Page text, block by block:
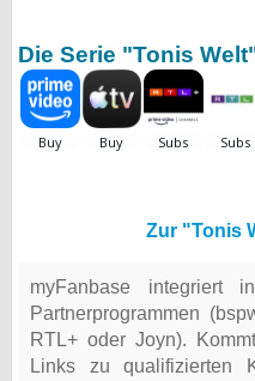
Die Serie "Tonis
Zur "Tonis
myFanbase integriert
Partnerprogrammen
RTL+ oder Joyn).
Links zu qualifizierten